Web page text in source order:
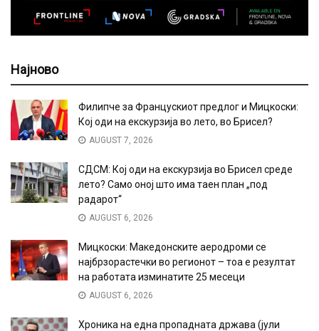
Најново
Филипче за Францускиот предлог и Мицкоски:
Кој оди на екскурзија во лето, во Брисел?
AUGUST 7, 2026
СДСМ: Кој оди на екскурзија во Брисел среде
лето? Само оној што има таен план „под
радарот“
AUGUST 6, 2026
Мицкоски: Македонските аеродроми се
најбрзорастечки во регионот – тоа е резултат
на работата изминатите 25 месеци
AUGUST 6, 2026
Хроника на една пропадната држава (јули